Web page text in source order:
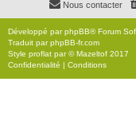
Nous contacter
Développé parphpBB® Forum
Traduit parphpBB-fr.com
Style proflat par ©Mazeltof 2017
Confidentialité | Conditions